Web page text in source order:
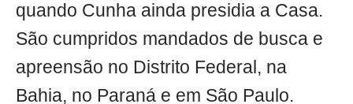
quando Cunha ainda presidia a Casa.
São cumpridos mandados de busca e
apreensão no Distrito Federal, na
Bahia, no Paraná e em São Paulo.